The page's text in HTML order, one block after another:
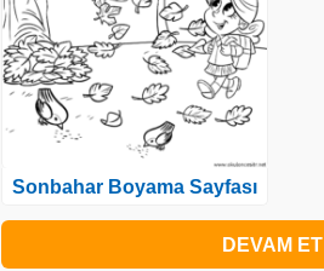
Sonbahar Boyama Sayfası
DEVAM ET